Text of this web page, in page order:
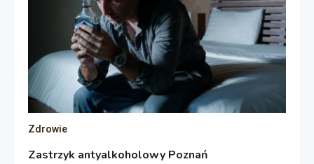
Zdrowie
Zastrzyk antyalkoholowy Poznań